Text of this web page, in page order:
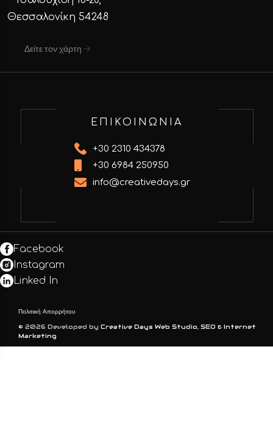
Θεσσαλονίκη 54248
Δείτε τον χάρτη
ΕΠΙΚΟΙΝΩΝΙΑ
+30 2310 434378
+30 6984 250950
info@creativedays.gr
© 2026 Developed by Creative Days Web Studio, SEO & Internet
Marketing
Πολιτική Απορρήτου
Facebook
Instagram
Linked In